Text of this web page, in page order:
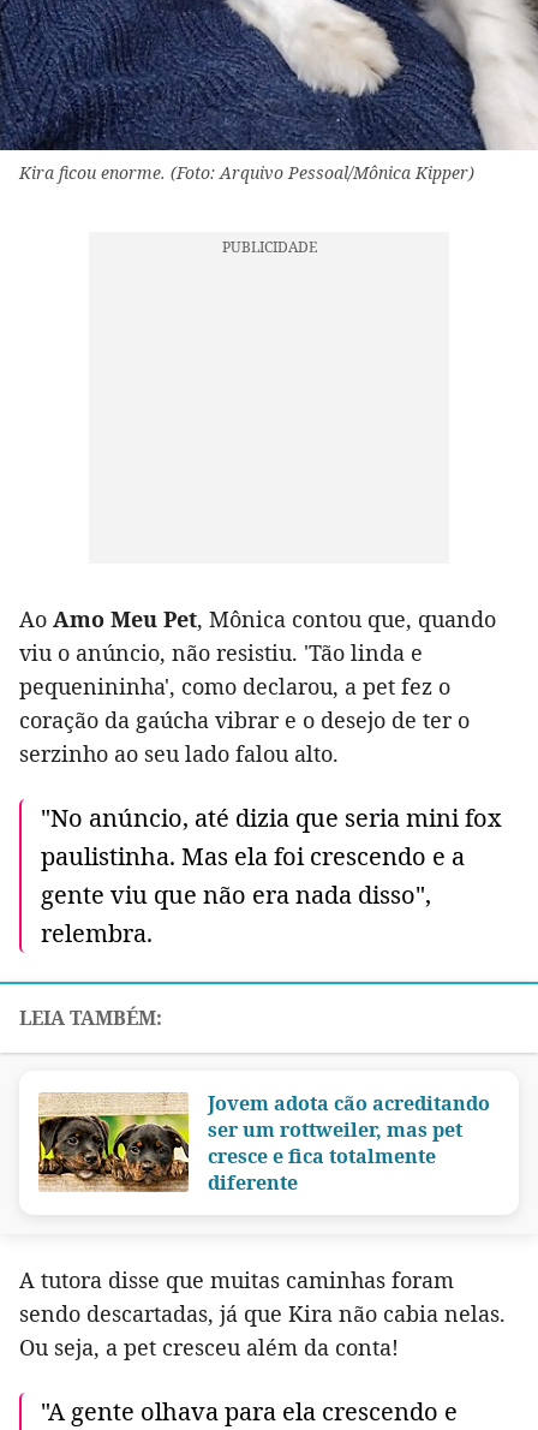
Kira ficou enorme. (Foto: Arquivo Pessoal/Mônica Kipper)
Ao Amo Meu Pet, Mônica contou que, quando
viu o anúncio, não resistiu. 'Tão linda e
pequenininha', como declarou, a pet fez o
coração da gaúcha vibrar e o desejo de ter o
serzinho ao seu lado falou alto.
"No anúncio, até dizia que seria mini fox
paulistinha. Mas ela foi crescendo e a
gente viu que não era nada disso",
relembra.
Jovem adota cão acreditando
ser um rottweiler, mas pet
cresce e fica totalmente
diferente
A tutora disse que muitas caminhas foram
sendo descartadas, já que Kira não cabia nelas.
Ou seja, a pet cresceu além da conta!
"A gente olhava para ela crescendo e